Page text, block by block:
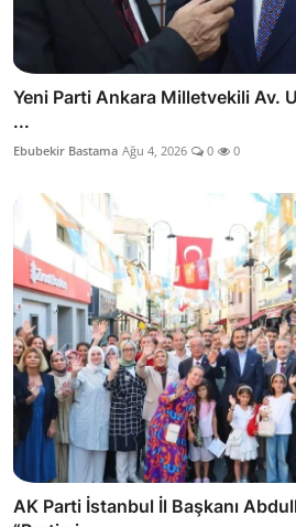
Yeni Parti Ankara Milletvekili Av.
...
Ebubekir Bastama Ağu 4, 2026 0 0
AK Parti İstanbul İl Başkanı